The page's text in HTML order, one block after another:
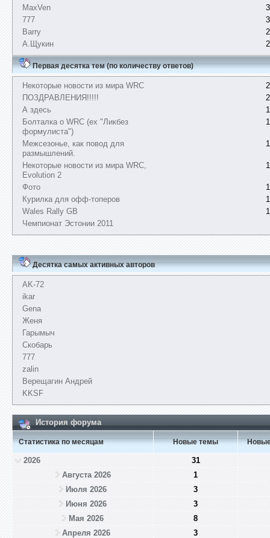
MaxVen
777
Barry
А.Щукин
Первая десятка тем (по количеству ответов)
Некоторые новости из мира WRC
ПОЗДРАВЛЕНИЯ!!!!!
А здесь
Болталка о WRC (ex "Ликбез
формулиста")
Межсезонье, как повод для
размышлений.
Некоторые новости из мира WRC,
Evolution 2
Фото
Курилка для офф-топеров
Wales Rally GB
Чемпионат Эстонии 2011
Десятка самых активных авторов
AK-72
ikar
Gena
Женя
Гарымыч
Скобарь
777
zalin
Верещагин Андрей
KKSF
История форума
Статистика по месяцам Новые темы
2026
31
Августа 2026
1
Июля 2026
3
Июня 2026
3
Мая 2026
8
Апреля 2026
3